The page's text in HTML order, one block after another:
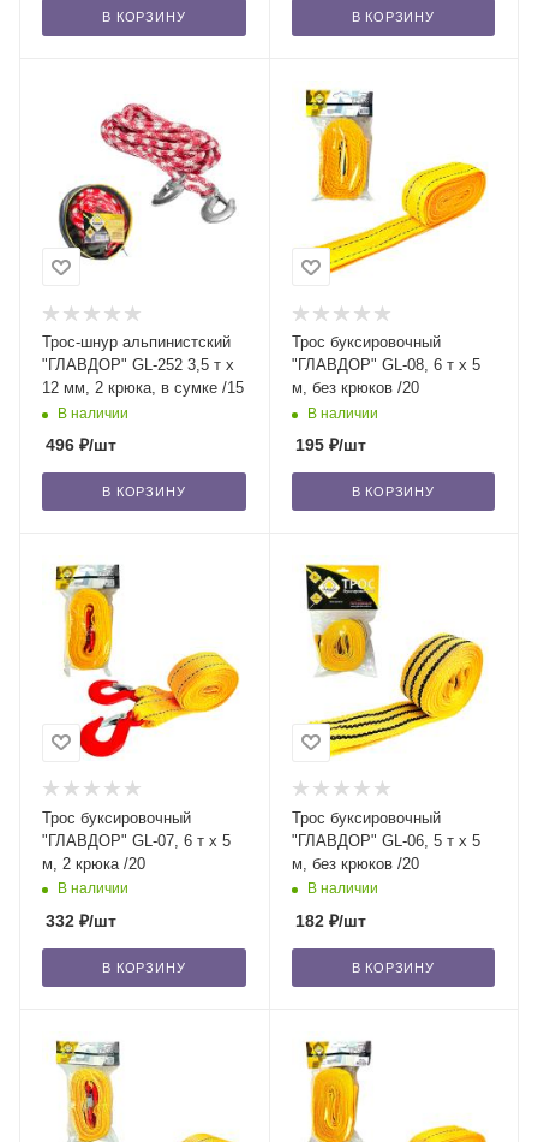
В КОРЗИНУ В КОРЗИНУ
Трос-шнур альпинистский
"ГЛАВДОР" GL-252 3,5 т х
12 мм, 2 крюка, в сумке /15
В наличии
496 ₽/шт
В КОРЗИНУ
Трос буксировочный
"ГЛАВДОР" GL-08, 6 т х 5
м, без крюков /20
В наличии
195₽/шт
В КОРЗИНУ
Трос буксировочный
"ГЛАВДОР" GL-07, 6 т х 5
м, 2 крюка /20
В наличии
332 ₽/шт
В КОРЗИНУ
Трос буксировочный
"ГЛАВДОР" GL-06, 5 т х 5
м, без крюков /20
В наличии
182₽/шт
В КОРЗИНУ